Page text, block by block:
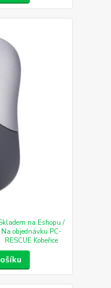
na Eshopu /
Na objednávku PC-
RESCUE Kobeřice